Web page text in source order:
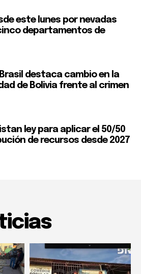
este lunes por nevadas
departamentos de
destaca cambio en la
de Bolivia frente al crimen
ley para aplicar el 50/50
de recursos desde 2027